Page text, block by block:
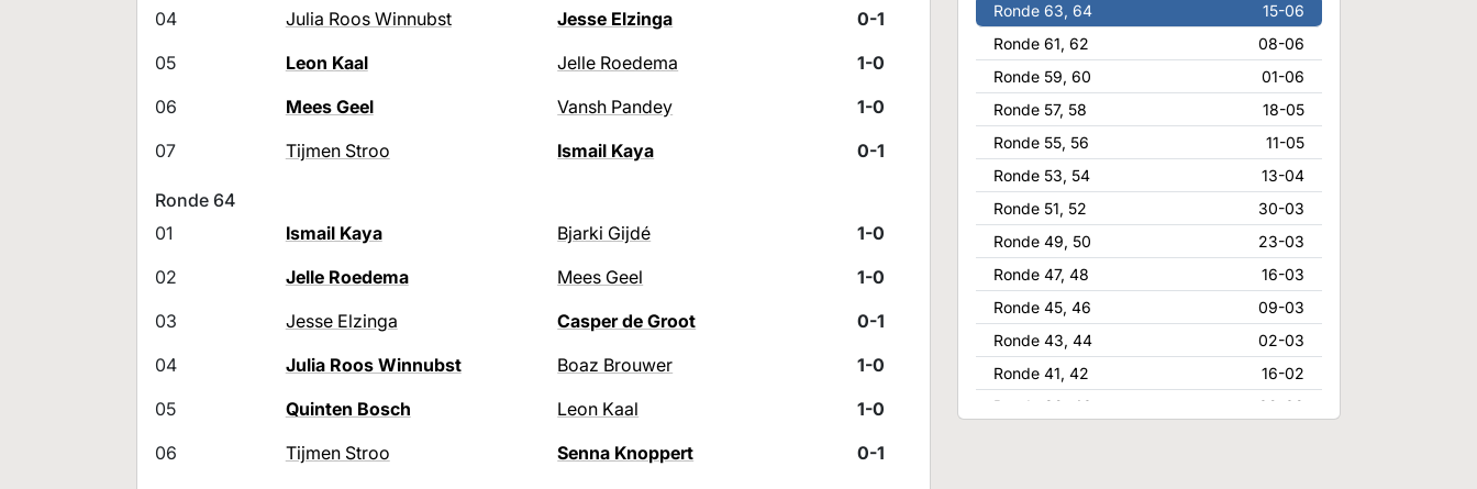
04
Julia Roos Winnubst 0-1
Jesse Elzinga
05
Leon Kaal 1-0
Jelle Roedema
06
Mees Geel 1-0
Vansh Pandey
07
Tijmen Stroo 0-1
Ismail Kaya
Ronde 64
01
Ismail Kaya 1-0
Bjarki Gijdé
02
Jelle Roedema 1-0
Mees Geel
03
Jesse Elzinga 0-1
Casper de Groot
04
Julia Roos Winnubst 1-0
Boaz Brouwer
05
Quinten Bosch 1-0
Leon Kaal
06
Tijmen Stroo 0-1
Senna Knoppert
Ronde 63, 64
15-06
Ronde 61, 62
08-06
Ronde 59, 60
01-06
Ronde 57, 58
18-05
Ronde 55, 56
11-05
Ronde 53, 54
13-04
Ronde 51, 52
30-03
Ronde 49, 50
23-03
Ronde 47, 48
16-03
Ronde 45, 46
09-03
Ronde 43, 44
02-03
Ronde 41, 42
16-02
Ronde 39, 40
09-02